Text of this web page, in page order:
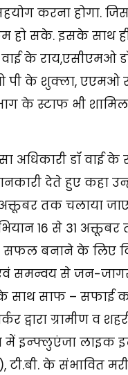
करना होगा.
हो सके. इसके साथ
वाई के राय,एसीएमओ
पी के शुक्ला, एएमओ
के स्टाफ भी
अधिकारी डॉ वाई के
देते हुए कहा
तक चलाया
16 से 31
सफल बनाने के लिए
समन्वय से जन-
साथ साफ – सफाई
द्वारा ग्रामीण व
में इन्फ्लुएंजा लाइक
के संभावित